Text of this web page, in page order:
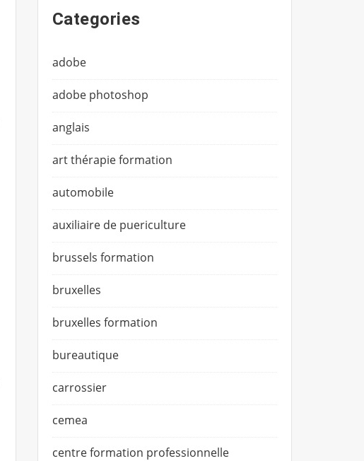
Categories
adobe
adobe photoshop
anglais
art thérapie formation
automobile
auxiliaire de puericulture
brussels formation
bruxelles
bruxelles formation
bureautique
carrossier
cemea
centre formation professionnelle